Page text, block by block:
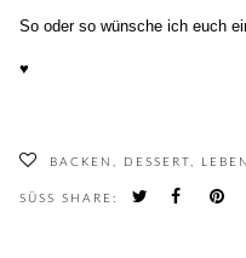
So oder so wünsche ich euch
♥
BACKEN DESSERT LEBEN
SÜSS SHARE: